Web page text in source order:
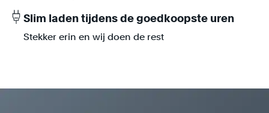
Slim laden tijdens de goedkoopste uren
Stekker erin en wij doen de rest